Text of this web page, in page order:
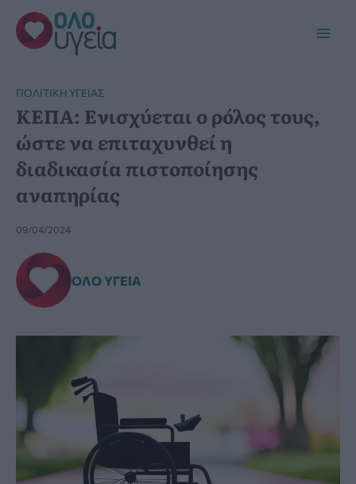
Μετάβαση
στο
περιεχόμενο
ΠΟΛΙΤΙΚΉ ΥΓΕΊΑΣ
ΚΕΠΑ: Ενισχύεται ο ρόλος τους,
ώστε να επιταχυνθεί η
διαδικασία πιστοποίησης
αναπηρίας
09/04/2024
ΌΛΟ ΥΓΕΊΑ